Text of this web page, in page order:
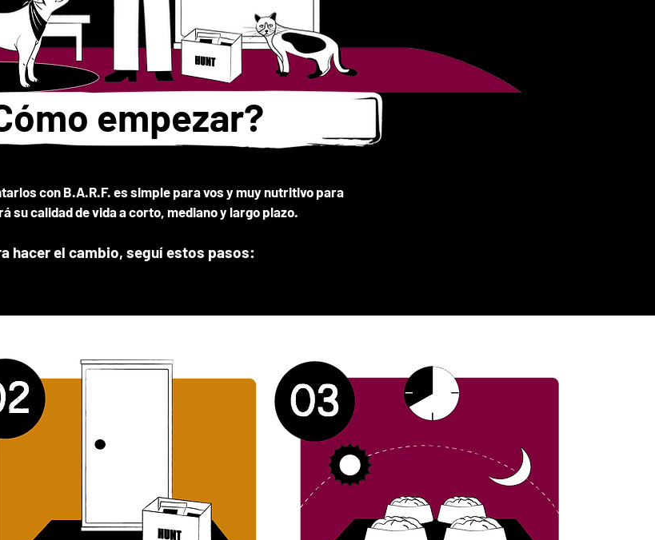
empezar?
con B.A.R.F. es simple para vos y muy nutritivo para
su calidad de vida a corto, mediano y largo plazo.
hacer el cambio, seguí estos pasos: